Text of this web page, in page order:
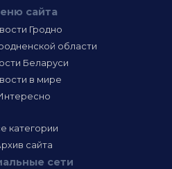
сайта
Гродно
области
Беларуси
в мире
категории
сайта
сети